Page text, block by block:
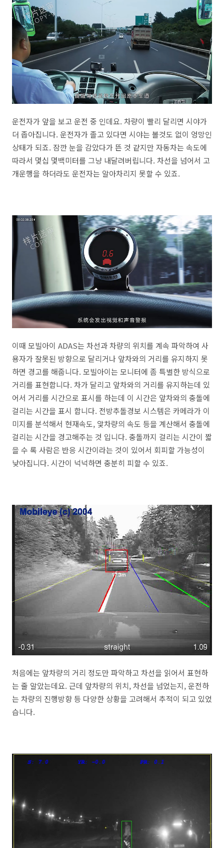
운전자가 앞을 보고 운전 중 인데요. 차량이 빨리 달리면 시야가
더 좁아집니다. 운전자가 졸고 있다면 시야는 볼것도 없이 엉망인
상태가 되죠. 잠깐 눈을 감았다가 뜬 것 같지만 자동차는 속도에
따라서 몇십 몇백미터를 그냥 내달려버립니다. 차선을 넘어서 고
개운행을 하더라도 운전자는 알아차리지 못할 수 있죠.
이때 모빌아이 ADAS는 차선과 차량의 위치를 계속 파악하여 사
용자가 잘못된 방향으로 달리거나 앞차와의 거리를 유지하지 못
하면 경고를 해줍니다. 모빌아이는 모니터에 좀 특별한 방식으로
거리를 표현합니다. 차가 달리고 앞차와의 거리를 유지하는데 있
어서 거리를 시간으로 표시를 하는데 이 시간은 앞차와의 충돌에
걸리는 시간을 표시 합니다. 전방추돌경보 시스템은 카메라가 이
미지를 분석해서 현재속도, 앛차량의 속도 등을 계산해서 충돌에
걸리는 시간을 경고해주는 것 입니다. 충돌까지 걸리는 시간이 짧
을 수 록 사람은 반응 시간이라는 것이 있어서 회피할 가능성이
낮아집니다. 시간이 넉넉하면 충분히 피할 수 있죠.
처음에는 앞차량의 거리 정도만 파악하고 차선을 읽어서 표현하
는 줄 알았는데요. 근데 앞차량의 위치, 차선을 넘었는지, 운전하
는 차량의 진행방향 등 다양한 상황을 고려해서 추적이 되고 있었
습니다.